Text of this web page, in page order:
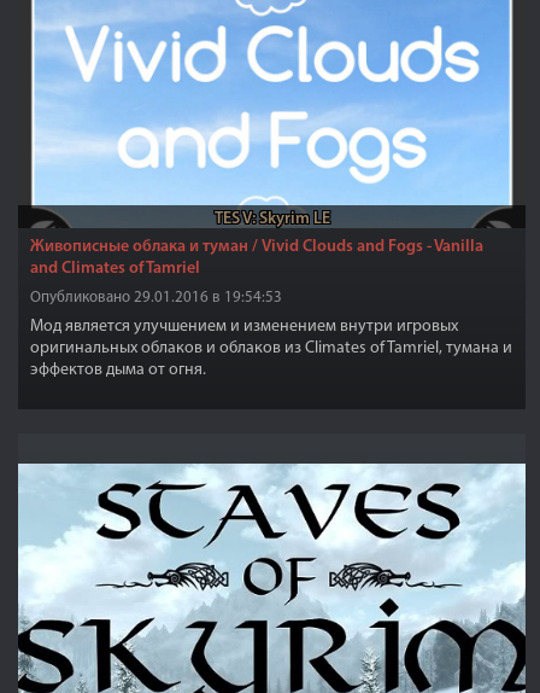
TES V: Skyrim LE
Живописные облака и туман / Vivid Clouds and Fogs - Vanilla
and Climates of Tamriel
Опубликовано 29.01.2016 в 19:54:53
Мод является улучшением и изменением внутри игровых
оригинальных облаков и облаков из Climates of Tamriel, тумана и
эффектов дыма от огня.